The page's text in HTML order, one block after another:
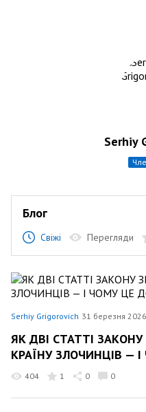
Serhiy
Блог
Свіжі Перегляди
Serhiy Grigorovich 31 березня
ЯК ДВІ СТАТТІ
КРАЇНУ ЗЛОЧИНЦІВ —
404 1 0 0